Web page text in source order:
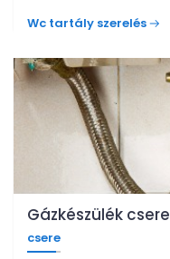
Wc tartály szerelés
Gázkészülék csere
csere